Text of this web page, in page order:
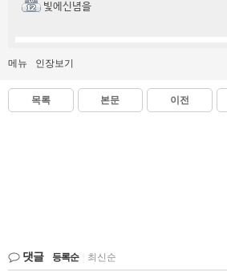
빛에신념을
메뉴 인장보기
목록 본문 이전
댓글 등록순 최신순